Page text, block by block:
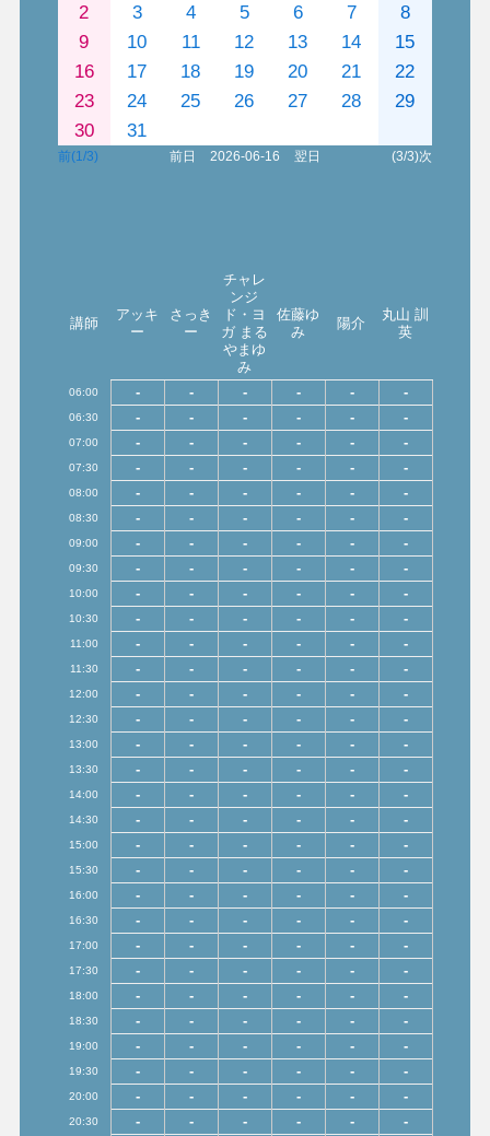
2
3 4 5 6 7
8
9
10 11 12 13 14
15
16
17 18 19 20 21
22
23
24 25 26 27 28
29
30
31
前(1/3) 前日 2026-06-16 翌日 (3/3)次
講師
アッキ
ー
さっき
ー
チャレ
ンジ
ド・ヨ
ガ まる
やまゆ
み
佐藤ゆ
み
陽介
丸山 訓
英
06:00 - - - - - -
06:30 - - - - - -
07:00 - - - - - -
07:30 - - - - - -
08:00 - - - - - -
08:30 - - - - - -
09:00 - - - - - -
09:30 - - - - - -
10:00 - - - - - -
10:30 - - - - - -
11:00 - - - - - -
11:30 - - - - - -
12:00 - - - - - -
12:30 - - - - - -
13:00 - - - - - -
13:30 - - - - - -
14:00 - - - - - -
14:30 - - - - - -
15:00 - - - - - -
15:30 - - - - - -
16:00 - - - - - -
16:30 - - - - - -
17:00 - - - - - -
17:30 - - - - - -
18:00 - - - - - -
18:30 - - - - - -
19:00 - - - - - -
19:30 - - - - - -
20:00 - - - - - -
20:30 - - - - - -